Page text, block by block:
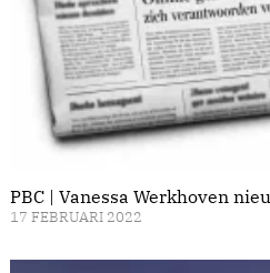
PBC | Vanessa Werkhoven
17 FEBRUARI 2022